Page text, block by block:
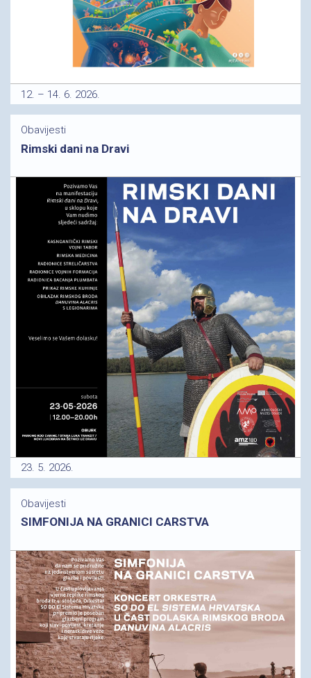
12. – 14. 6. 2026.
Obavijesti
Rimski dani na Dravi
23. 5. 2026.
Obavijesti
SIMFONIJA NA GRANICI CARSTVA